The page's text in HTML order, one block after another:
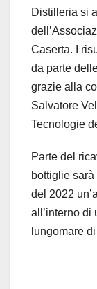
Distilleria si
Caserta. I
da parte
grazie alla
Salvatore
Tecnologie
Parte del
bottiglie
del 2022
all’interno di
lungomare